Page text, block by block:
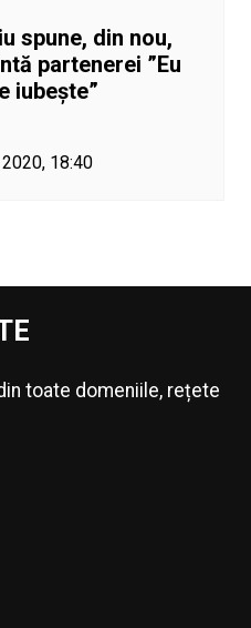
spune, din nou,
partenerei ”Eu
iubește”
18:40
toate domeniile, rețete